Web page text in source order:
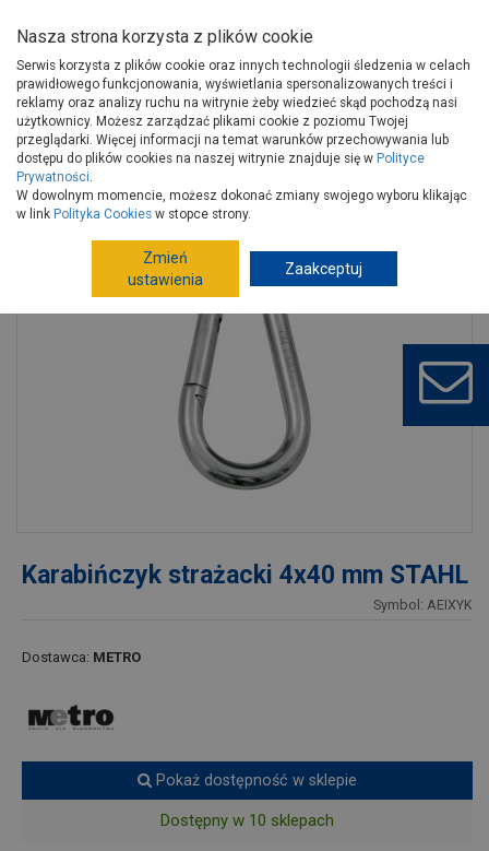
Strona główna Narzędzia
Artykuły metalowe
Łańcuchy, liny
Akcesoria do lin, łańcuchów
Karabińczyk strażacki 4x40 mm STAHL
Karabińczyk strażacki 4x40 mm STAHL
Symbol: AEIXYK
Dostawca: METRO
Pokaż dostępność w sklepie
Dostępny w 10 sklepach
Nasza strona korzysta z plików cookie
Serwis korzysta z plików cookie oraz innych technologii śledzenia w celach
prawidłowego funkcjonowania, wyświetlania spersonalizowanych treści i
reklamy oraz analizy ruchu na witrynie żeby wiedzieć skąd pochodzą nasi
użytkownicy. Możesz zarządzać plikami cookie z poziomu Twojej
przeglądarki. Więcej informacji na temat warunków przechowywania lub
dostępu do plików cookies na naszej witrynie znajduje się w Polityce
Prywatności.
W dowolnym momencie, możesz dokonać zmiany swojego wyboru klikając
w link Polityka Cookies w stopce strony.
Zmień
ustawienia
Zaakceptuj